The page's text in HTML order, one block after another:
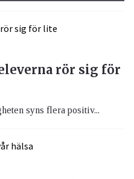
rör sig för
syns flera positiv...